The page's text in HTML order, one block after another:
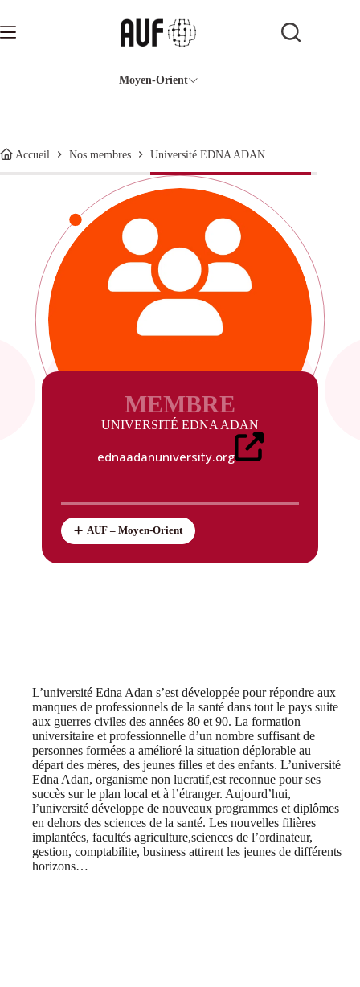
contenu
Moyen-Orient
Accueil Nos membres Université EDNA ADAN
MEMBRE
UNIVERSITÉ EDNA ADAN
ednaadanuniversity.org
AUF – Moyen-Orient
L’université Edna Adan s’est développée pour répondre aux
manques de professionnels de la santé dans tout le pays suite
aux guerres civiles des années 80 et 90. La formation
universitaire et professionnelle d’un nombre suffisant de
personnes formées a amélioré la situation déplorable au
départ des mères, des jeunes filles et des enfants. L’université
Edna Adan, organisme non lucratif,est reconnue pour ses
succès sur le plan local et à l’étranger. Aujourd’hui,
l’université développe de nouveaux programmes et diplômes
en dehors des sciences de la santé. Les nouvelles filières
implantées, facultés agriculture,sciences de l’ordinateur,
gestion, comptabilite, business attirent les jeunes de différents
horizons…